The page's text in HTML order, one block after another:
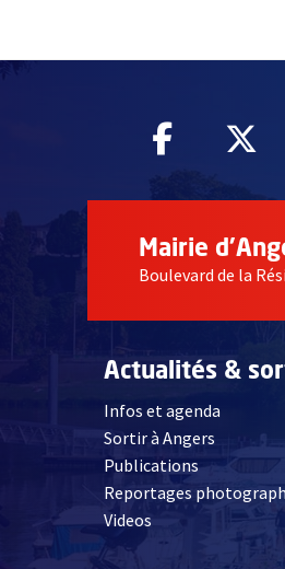
Facebook
, Ouvre
Mairie
Boulevard de la
Actualités &
Infos et agenda
Sortir à Angers
Publications
Reportages
Videos, Ouvre une